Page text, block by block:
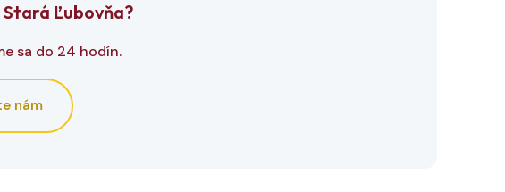
Ľubovňa?
sa do 24 hodín.
nám